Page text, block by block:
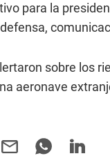
para la
sobre los
aeronave